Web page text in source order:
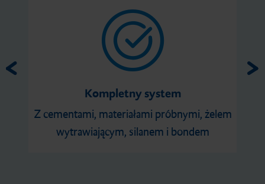
Kompletny system
Z cementami, materiałami próbnymi, żelem
wytrawiającym, silanem i bondem